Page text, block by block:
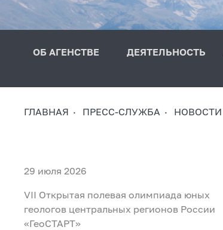
ОБ АГЕНСТВЕ ДЕЯТЕЛЬНОСТЬ
ГЛАВНАЯ ПРЕСС-СЛУЖБА НОВОСТИ
29 июля 2026
VII Открытая полевая олимпиада юных
геологов центральных регионов России
«ГеоСТАРТ»